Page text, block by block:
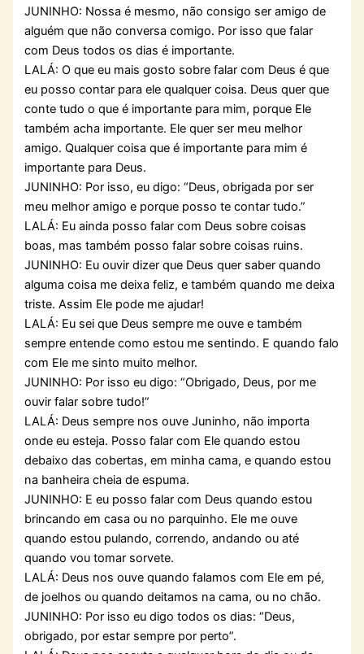
JUNINHO: Nossa é mesmo, não consigo ser amigo de
alguém que não conversa comigo. Por isso que falar
com Deus todos os dias é importante.
LALÁ: O que eu mais gosto sobre falar com Deus é que
eu posso contar para ele qualquer coisa. Deus quer que
conte tudo o que é importante para mim, porque Ele
também acha importante. Ele quer ser meu melhor
amigo. Qualquer coisa que é importante para mim é
importante para Deus.
JUNINHO: Por isso, eu digo: “Deus, obrigada por ser
meu melhor amigo e porque posso te contar tudo.”
LALÁ: Eu ainda posso falar com Deus sobre coisas
boas, mas também posso falar sobre coisas ruins.
JUNINHO: Eu ouvir dizer que Deus quer saber quando
alguma coisa me deixa feliz, e também quando me deixa
triste. Assim Ele pode me ajudar!
LALÁ: Eu sei que Deus sempre me ouve e também
sempre entende como estou me sentindo. E quando falo
com Ele me sinto muito melhor.
JUNINHO: Por isso eu digo: “Obrigado, Deus, por me
ouvir falar sobre tudo!”
LALÁ: Deus sempre nos ouve Juninho, não importa
onde eu esteja. Posso falar com Ele quando estou
debaixo das cobertas, em minha cama, e quando estou
na banheira cheia de espuma.
JUNINHO: E eu posso falar com Deus quando estou
brincando em casa ou no parquinho. Ele me ouve
quando estou pulando, correndo, andando ou até
quando vou tomar sorvete.
LALÁ: Deus nos ouve quando falamos com Ele em pé,
de joelhos ou quando deitamos na cama, ou no chão.
JUNINHO: Por isso eu digo todos os dias: “Deus,
obrigado, por estar sempre por perto”.